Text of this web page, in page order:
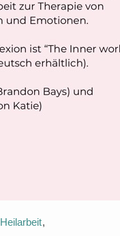
Heilarbeit,